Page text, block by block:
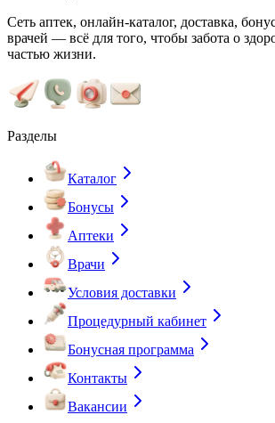
Сеть аптек, онлайн-каталог, доставка,
врачей — всё для того, чтобы забота о
частью жизни.
Разделы
Каталог
Бонусы
Аптеки
Врачи
Условия доставки
Процедурный кабинет
Бонусная программа
Контакты
Вакансии